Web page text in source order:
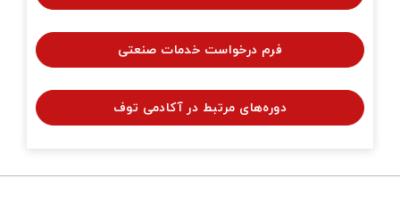
فرم درخواست خدمات صنعتی
دوره‌های مرتبط در آکادمی توف